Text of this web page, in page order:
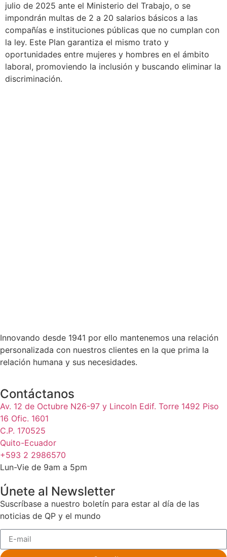
julio de 2025 ante el Ministerio del Trabajo, o se
impondrán multas de 2 a 20 salarios básicos a las
compañías e instituciones públicas que no cumplan con
la ley. Este Plan garantiza el mismo trato y
oportunidades entre mujeres y hombres en el ámbito
laboral, promoviendo la inclusión y buscando eliminar la
discriminación.
Innovando desde 1941 por ello mantenemos una relación
personalizada con nuestros clientes en la que prima la
relación humana y sus necesidades.
Contáctanos
Av. 12 de Octubre N26-97 y Lincoln Edif. Torre 1492 Piso
16 Ofic. 1601
C.P. 170525
Quito-Ecuador
+593 2 2986570
Lun-Vie de 9am a 5pm
Únete al Newsletter
Suscríbase a nuestro boletín para estar al día de las
noticias de QP y el mundo